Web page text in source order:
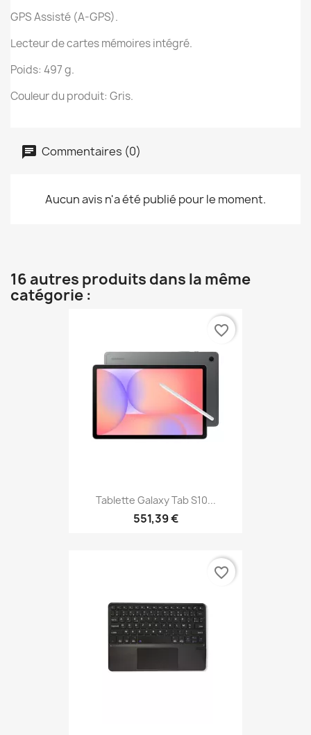
GPS Assisté (A-GPS).
Lecteur de cartes mémoires intégré.
Poids: 497 g.
Couleur du produit: Gris.
Commentaires (0)
Aucun avis n'a été publié pour le moment.
16 autres produits dans la même
catégorie :
Tablette Galaxy Tab S10...
551,39 €
favorite_border
favorite_border